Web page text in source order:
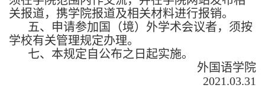
关报道，携学院报道及相关材料进行报销。
五、申请参加国（境）外学术会议者，须按
学校有关管理规定办理。
七、本规定自公布之日起实施。
外国语学院
2021.03.31